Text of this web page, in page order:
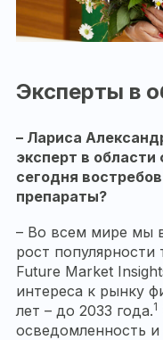
Эксперты в
– Лариса
эксперт в
сегодня
препараты?
– Во всем мире мы
рост популярности
Future Market
интереса к рынку
лет – до 2033 года.1
осведомленность